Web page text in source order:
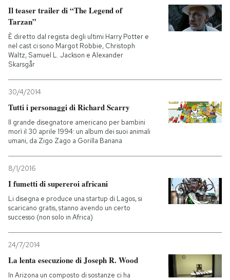
Il teaser trailer di “The Legend of
Tarzan”
È diretto dal regista degli ultimi Harry Potter e
nel cast ci sono Margot Robbie, Christoph
Waltz, Samuel L. Jackson e Alexander
Skarsgår
30/4/2014
Tutti i personaggi di Richard Scarry
Il grande disegnatore americano per bambini
morì il 30 aprile 1994: un album dei suoi animali
umani, da Zigo Zago a Gorilla Banana
8/1/2016
I fumetti di supereroi africani
Li disegna e produce una startup di Lagos, si
scaricano gratis, stanno avendo un certo
successo (non solo in Africa)
24/7/2014
La lenta esecuzione di Joseph R. Wood
In Arizona un composto di sostanze ci ha